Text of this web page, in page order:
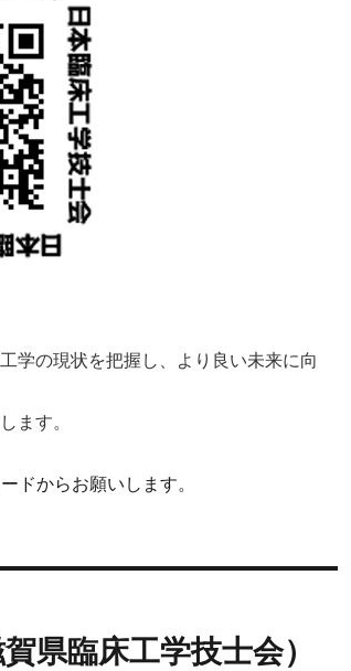
学の現状を把握し、より良い未来に向
ます。
ドからお願いします。
県臨床工学技士会）